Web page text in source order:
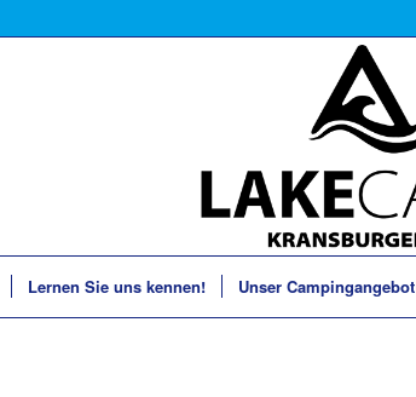
Lernen Sie uns kennen! Unser Campingangebot